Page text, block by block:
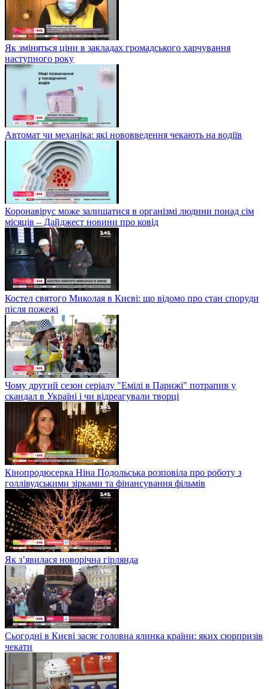
Як зміняться ціни в закладах громадського харчування
наступного року
Автомат чи механіка: які нововведення чекають на водіїв
Коронавірус може залишатися в організмі людини понад сім
місяців – Дайджест новини про ковід
Костел святого Миколая в Києві: що відомо про стан споруди
після пожежі
Чому другий сезон серіалу "Емілі в Парижі" потрапив у
скандал в Україні і чи відреагували творці
Кінопродюсерка Ніна Подольська розповіла про роботу з
голлівудськими зірками та фінансування фільмів
Як з’явилася новорічна гірлянда
Сьогодні в Києві засяє головна ялинка країни: яких сюрпризів
чекати